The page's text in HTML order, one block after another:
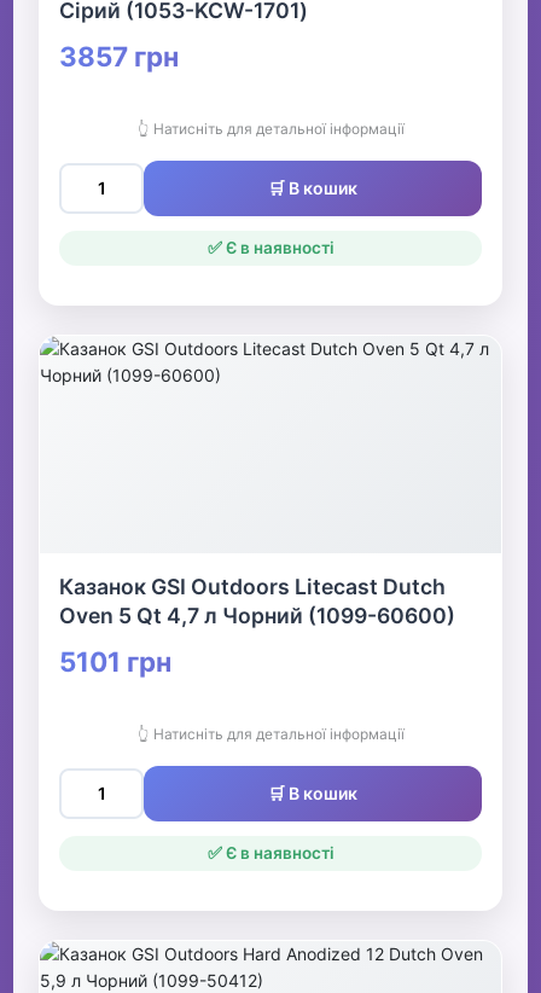
Сірий (1053-KCW-1701)
3857 грн
👆 Натисніть для детальної інформації
🛒 В кошик
✅ Є в наявності
Казанок GSI Outdoors Litecast Dutch
Oven 5 Qt 4,7 л Чорний (1099-60600)
5101 грн
👆 Натисніть для детальної інформації
🛒 В кошик
✅ Є в наявності